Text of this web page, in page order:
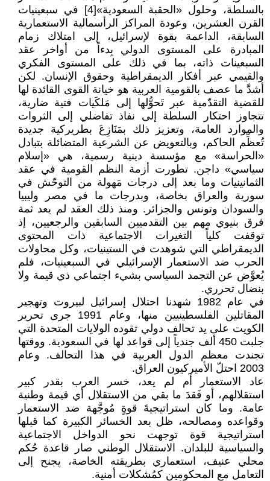
بالسلطة، وحلول «الحقبة السعودية»[4] في سبعينيات
القرن العشرين، وعودة المراكز الرأسمالية الاستعمارية
السابقة، الداعمة بقوة لإسرائيل، إلى امتلاك زمام
المبادرة على المستوى الدولي بِدءاً من أواخر عقد
السبعينات ذاته، بما في ذلك على المستوى الفكري
والقيمي عبر أفكار الديمقراطية وحقوق الإنسان. لكن
أشدَّ ما عصف بالقومية العربية هو خيانة القوى القائدة لها
للقضية التقدّمية عبر تَحوُّلها إلى مَلكَيات فتية ضارية،
تتجاوز احتكار السلطة إلى نفاذ تفاضلي إلى الثروات
والموارد العامة، وتعزيز ذلك بمَنَازِعَ بطريركية جديدة
تُعظِّم الحاكم، وبالتعويض عن الشرعية المتضائلة بتبادل
«الحراسة» مع مؤسسة دينية رسمية، هي «إسلام
سياسي» داجن. تطورت أزمة النظم القومية في عقد
الثمانينيات وما بعد إلى درجات مَهولة من التوحّش في
سورية والعراق بخاصة، وبدرجات ما في مصر وليبيا
والسودان وتونس والجزائر. ومنذ ذلك العقد لم يعد ثمة
فرق بنيوي مهم بين التقدميين السابقين والرجعيين، إذ
توقفت كلياً التغيرات الاجتماعية ذات المحتوى
الديمقراطي التي شوهدت في الستينيات، وكل محاولات
الحرب ضد الاستعمار الإسرائيلي في السبعينيات، فلم
يُعوَّض عن التجمد السياسي بشيء اجتماعي ذي قيمة ولا
بنضال تحرري.
في عام 1982 شهدنا احتلال إسرائيل لبيروت وتهجير
المقاتلين الفلسطينيين منها، وعام 1991 جرى تحرير
الكويت على يد تحالف دولي تقوده الولايات المتحدة التي
جلبت 450 ألف جندياً إلى قواعد لها في السعودية. ووقتها
تجندت معظم الدول العربية في هذا التحالف. وعام
2003 احتلّ الأميركيون العراق.
عاد الاستعمار أم لم يعد، خسر العرب بقدر كبير
استقلالهم، أو فَقدَ ما بقي من الاستقلال أي قيمة وطنية
عامة. وما كان استراتيجيةَ قوةٍ مُوجَّهة ضد الاستعمار
وقواعده ومصالحه، ظل بعد الخسائر الكبيرة كما قبلها
استراتيجية قوة توجهت نحو الدواخل الاجتماعية
والسياسية للبلدان. الاستقلال الوطني صار قاعدة حُكم
محلي عنيف، استعماري بطريقته الخاصة، يجنح إلى
التعامل مع المحكومين كمُشكلات أمنية.